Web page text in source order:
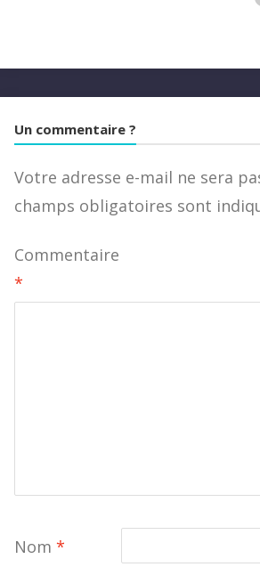
Un commentaire ?
Votre adresse e-mail ne sera
champs obligatoires sont
Commentaire
*
Nom *